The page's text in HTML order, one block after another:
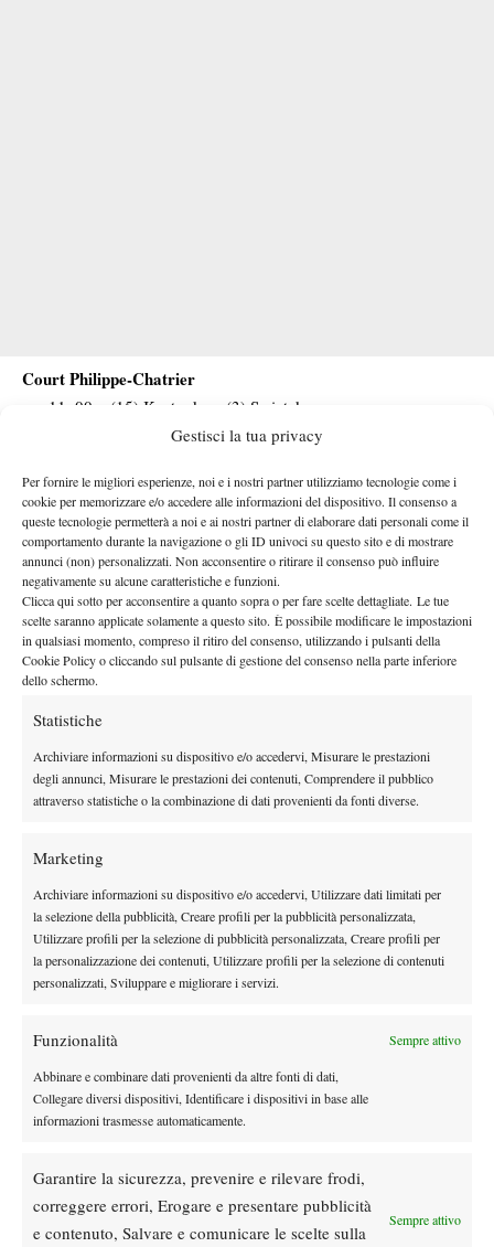
Gestisci la tua privacy
Per fornire le migliori esperienze, noi e i nostri partner utilizziamo tecnologie come i
cookie per memorizzare e/o accedere alle informazioni del dispositivo. Il consenso a
queste tecnologie permetterà a noi e ai nostri partner di elaborare dati personali come il
comportamento durante la navigazione o gli ID univoci su questo sito e di mostrare
annunci (non) personalizzati. Non acconsentire o ritirare il consenso può influire
negativamente su alcune caratteristiche e funzioni.
Clicca qui sotto per acconsentire a quanto sopra o per fare scelte dettagliate. Le tue
scelte saranno applicate solamente a questo sito. È possibile modificare le impostazioni
in qualsiasi momento, compreso il ritiro del consenso, utilizzando i pulsanti della
Cookie Policy o cliccando sul pulsante di gestione del consenso nella parte inferiore
dello schermo.
Statistiche
Archiviare informazioni su dispositivo e/o accedervi, Misurare le prestazioni
degli annunci, Misurare le prestazioni dei contenuti, Comprendere il pubblico
attraverso statistiche o la combinazione di dati provenienti da fonti diverse.
Marketing
Archiviare informazioni su dispositivo e/o accedervi, Utilizzare dati limitati per
la selezione della pubblicità, Creare profili per la pubblicità personalizzata,
Utilizzare profili per la selezione di pubblicità personalizzata, Creare profili per
la personalizzazione dei contenuti, Utilizzare profili per la selezione di contenuti
personalizzati, Sviluppare e migliorare i servizi.
Funzionalità Sempre attivo
Abbinare e combinare dati provenienti da altre fonti di dati,
Collegare diversi dispositivi, Identificare i dispositivi in base alle
informazioni trasmesse automaticamente.
Garantire la sicurezza, prevenire e rilevare frodi,
correggere errori, Erogare e presentare pubblicità
e contenuto, Salvare e comunicare le scelte sulla
Sempre attivo
Court Philippe-Chatrier
ore 11..00 – (15) Kostyuk vs (3) Swiatek
a seguire – (7) Svitolina vs (11) Bencic
non prima delle 20.15 – (15) Ruud vs (28) Fonseca
Court Suzanne Lenglen
ore 11.00 – (18) Cirstea vs Wang
a seguire – (27) Jodar vs Carreno Busta
a seguire – (8) Andreeva vs Teichmann
a seguire – (26) Mensik vs (11) Rublev
Dalle porte dell’eliminazione alla gloria:
Norrie scrive la sua favola a Montreal,
rimonta folle su de Minaur
News Wta
Atp News
Arnaldi apre sul Centrale